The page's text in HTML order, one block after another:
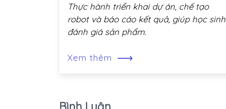
Thực hành triển khai dự án, chế tạo
robot và báo cáo kết quả, giúp học sinh
đánh giá sản phẩm.
Xem thêm ⟶